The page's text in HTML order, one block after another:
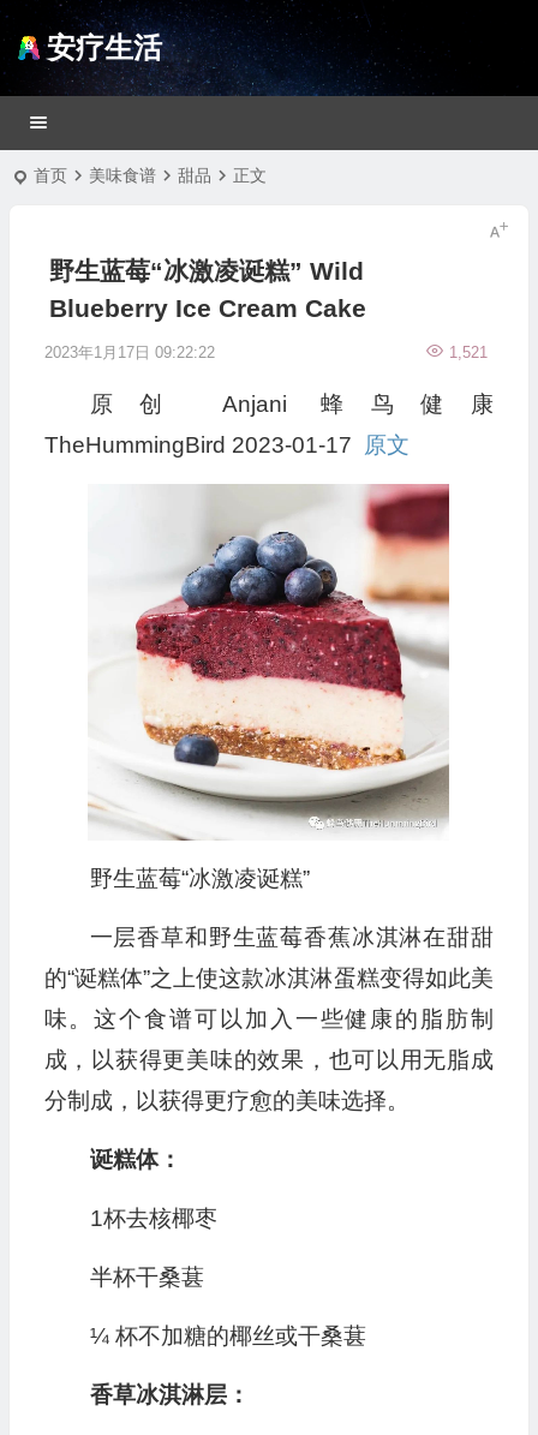
安疗生活
首页 美味食谱 甜品 正文
野生蓝莓“冰激凌诞糕” Wild
Blueberry Ice Cream Cake
2023年1月17日 09:22:22 1,521
原创 Anjani
蜂鸟健康
TheHummingBird 2023-01-17 原文
野生蓝莓“冰激凌诞糕”
一层香草和野生蓝莓香蕉冰淇淋在甜甜
的“诞糕体”之上使这款冰淇淋蛋糕变得如此美
味。这个食谱可以加入一些健康的脂肪制
成，以获得更美味的效果，也可以用无脂成
分制成，以获得更疗愈的美味选择。
诞糕体：
1杯去核椰枣
半杯干桑葚
¼ 杯不加糖的椰丝或干桑葚
香草冰淇淋层：